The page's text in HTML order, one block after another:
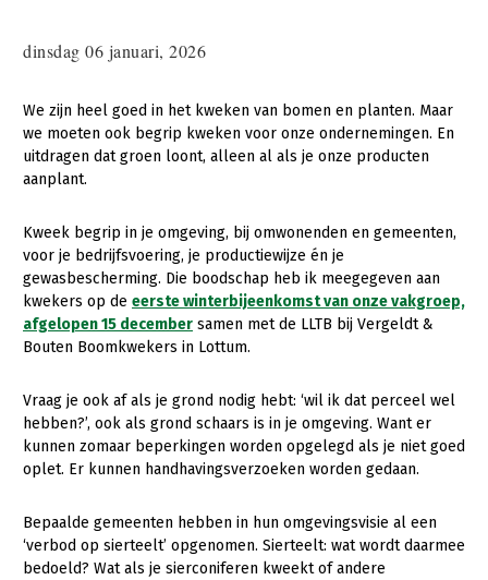
Sterk ondernemerschap
Transitiepaden
Thema’s
Gezonde dieren
Natuur, klimaat en energie
Bodem en water
Platteland en omgeving
Mens, ondernemerschap en onderwijs
Internationaal
Sectoren
Dier
Biologische Landbouw
Plant
dinsdag 06 januari, 2026
We zijn heel goed in het kweken van bomen en planten. Maar
we moeten ook begrip kweken voor onze ondernemingen. En
uitdragen dat groen loont, alleen al als je onze producten
aanplant.
Kweek begrip in je omgeving, bij omwonenden en gemeenten,
voor je bedrijfsvoering, je productiewijze én je
gewasbescherming. Die boodschap heb ik meegegeven aan
kwekers op de eerste winterbijeenkomst van onze vakgroep,
afgelopen 15 december samen met de LLTB bij Vergeldt &
Bouten Boomkwekers in Lottum.
Vraag je ook af als je grond nodig hebt: ‘wil ik dat perceel wel
hebben?’, ook als grond schaars is in je omgeving. Want er
kunnen zomaar beperkingen worden opgelegd als je niet goed
oplet. Er kunnen handhavingsverzoeken worden gedaan.
Bepaalde gemeenten hebben in hun omgevingsvisie al een
‘verbod op sierteelt’ opgenomen. Sierteelt: wat wordt daarmee
bedoeld? Wat als je sierconiferen kweekt of andere